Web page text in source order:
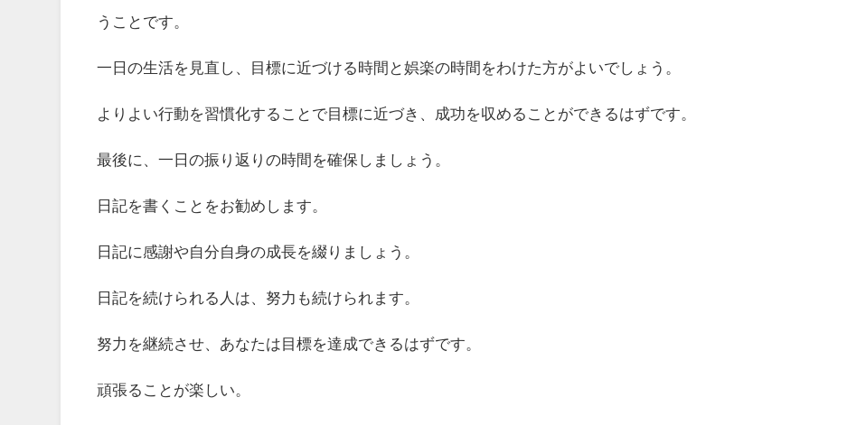
うことです。
一日の生活を見直し、目標に近づける時間と娯楽の時間をわけた方がよいでしょう。
よりよい行動を習慣化することで目標に近づき、成功を収めることができるはずです。
最後に、一日の振り返りの時間を確保しましょう。
日記を書くことをお勧めします。
日記に感謝や自分自身の成長を綴りましょう。
日記を続けられる人は、努力も続けられます。
努力を継続させ、あなたは目標を達成できるはずです。
頑張ることが楽しい。